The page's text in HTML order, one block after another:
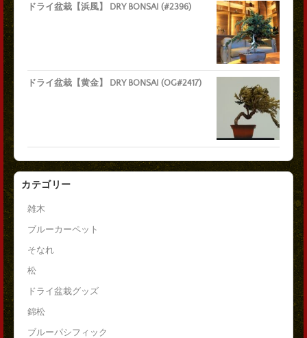
ドライ盆栽【浜風】 DRY BONSAI (#2396)
ドライ盆栽【黄金】 DRY BONSAI (OG#2417)
カテゴリー
雑木
ブルーカーペット
そなれ
松
ドライ盆栽グッズ
錦松
ブルーパシフィック